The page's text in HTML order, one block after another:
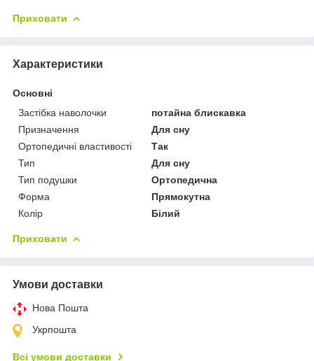
Приховати
Характеристики
Основні
Застібка наволочки
потайна блискавка
Призначення
Для сну
Ортопедичні властивості
Так
Тип
Для сну
Тип подушки
Ортопедична
Форма
Прямокутна
Колір
Білий
Приховати
Умови доставки
Нова Пошта
Укрпошта
Всі умови доставки